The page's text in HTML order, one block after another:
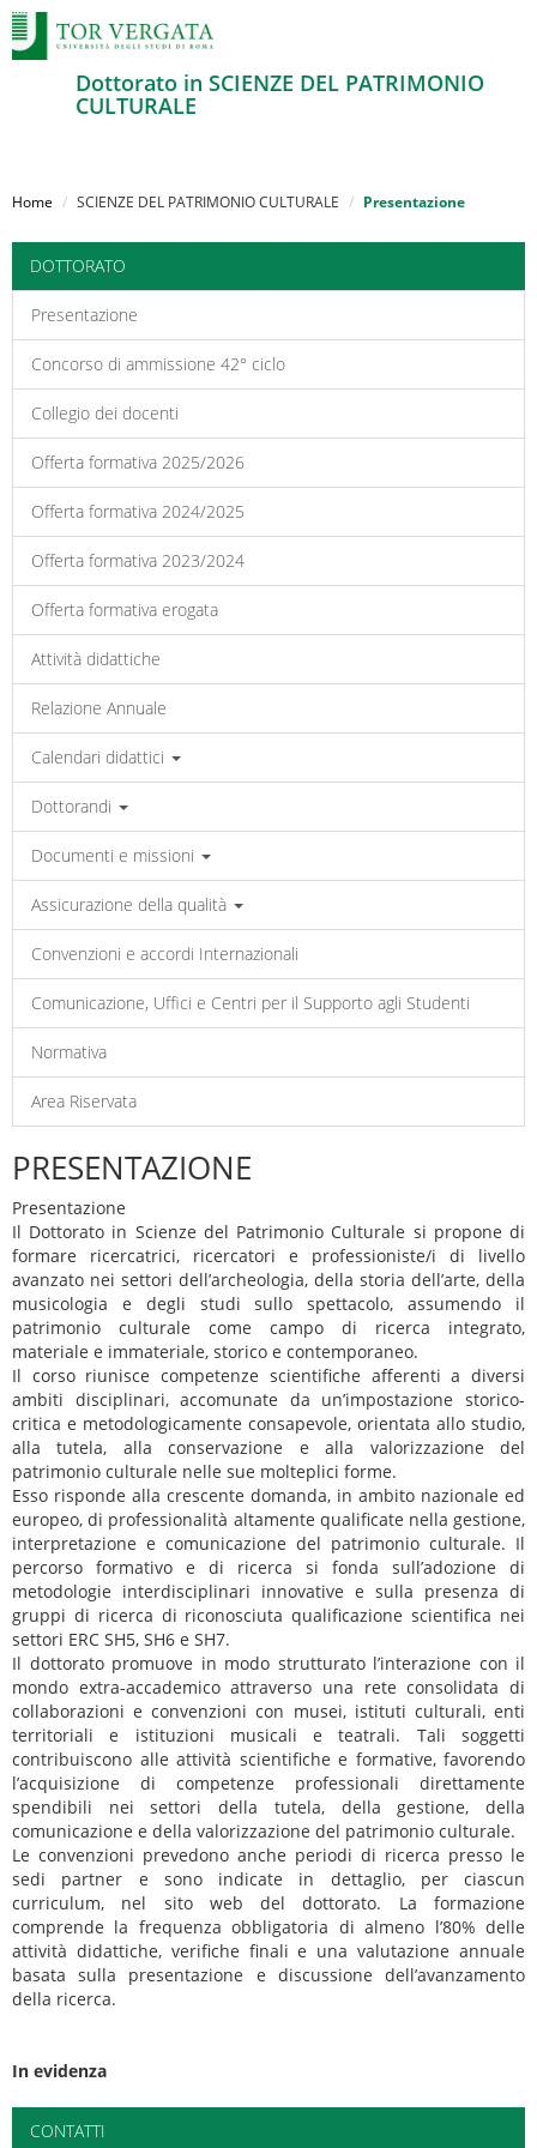
al
principale
Dottorato in SCIENZE DEL PATRIMONIO
CULTURALE
Home SCIENZE DEL PATRIMONIO CULTURALE Presentazione
DOTTORATO
Presentazione
Concorso di ammissione 42° ciclo
Collegio dei docenti
Offerta formativa 2025/2026
Offerta formativa 2024/2025
Offerta formativa 2023/2024
Offerta formativa erogata
Attività didattiche
Relazione Annuale
Calendari didattici
Dottorandi
Documenti e missioni
Assicurazione della qualità
Convenzioni e accordi Internazionali
Comunicazione, Uffici e Centri per il Supporto agli Studenti
Normativa
Area Riservata
PRESENTAZIONE
Presentazione
Il Dottorato in Scienze del Patrimonio Culturale si propone di
formare ricercatrici, ricercatori e professioniste/i di livello
avanzato nei settori dell’archeologia, della storia dell’arte, della
musicologia e degli studi sullo spettacolo, assumendo il
patrimonio culturale come campo di ricerca integrato,
materiale e immateriale, storico e contemporaneo.
Il corso riunisce competenze scientifiche afferenti a diversi
ambiti disciplinari, accomunate da un’impostazione storico-
critica e metodologicamente consapevole, orientata allo studio,
alla tutela, alla conservazione e alla valorizzazione del
patrimonio culturale nelle sue molteplici forme.
Esso risponde alla crescente domanda, in ambito nazionale ed
europeo, di professionalità altamente qualificate nella gestione,
interpretazione e comunicazione del patrimonio culturale. Il
percorso formativo e di ricerca si fonda sull’adozione di
metodologie interdisciplinari innovative e sulla presenza di
gruppi di ricerca di riconosciuta qualificazione scientifica nei
settori ERC SH5, SH6 e SH7.
Il dottorato promuove in modo strutturato l’interazione con il
mondo extra-accademico attraverso una rete consolidata di
collaborazioni e convenzioni con musei, istituti culturali, enti
territoriali e istituzioni musicali e teatrali. Tali soggetti
contribuiscono alle attività scientifiche e formative, favorendo
l’acquisizione di competenze professionali direttamente
spendibili nei settori della tutela, della gestione, della
comunicazione e della valorizzazione del patrimonio culturale.
Le convenzioni prevedono anche periodi di ricerca presso le
sedi partner e sono indicate in dettaglio, per ciascun
curriculum, nel sito web del dottorato. La formazione
comprende la frequenza obbligatoria di almeno l’80% delle
attività didattiche, verifiche finali e una valutazione annuale
basata sulla presentazione e discussione dell’avanzamento
della ricerca.
In evidenza
CONTATTI